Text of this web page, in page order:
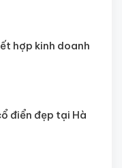
hợp kinh doanh
điển đẹp tại Hà